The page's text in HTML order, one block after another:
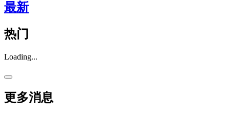
最新
热门
Loading...
更多消息